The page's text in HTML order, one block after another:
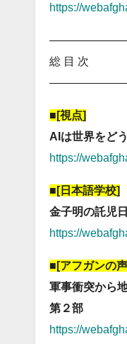
https://
総 目 次
■[視点]
AIは世界をど
https://
■[日本語学校]
金子明の託児
https://
■[アフガンの
軍事衝突から
第２部
https://